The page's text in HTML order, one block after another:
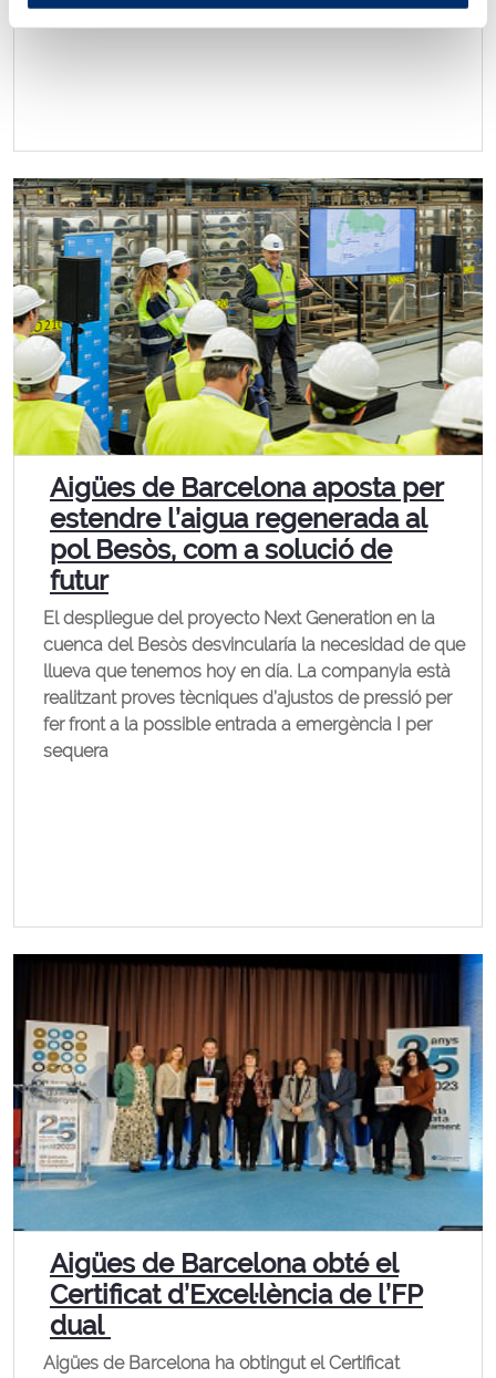
Aigües de Barcelona aposta per
estendre l’aigua regenerada al
pol Besòs, com a solució de
futur
El despliegue del proyecto Next Generation en la
cuenca del Besòs desvincularía la necesidad de que
llueva que tenemos hoy en día. La companyia està
realitzant proves tècniques d’ajustos de pressió per
fer front a la possible entrada a emergència I per
sequera
Aigües de Barcelona obté el
Certificat d’Excel·lència de l’FP
dual
Aigües de Barcelona ha obtingut el Certificat